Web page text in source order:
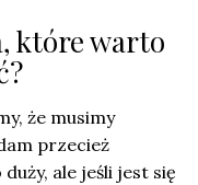
które warto
że musimy
przecież
ale jeśli jest się